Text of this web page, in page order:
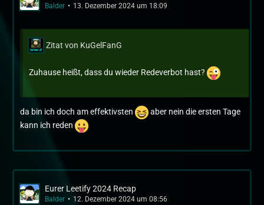
Balder 13. Dezember 2024 um 18:09
Zitat von KuGelFanG
Zuhause heißt, dass du wieder Redeverbot hast?
da bin ich doch am effektivsten
aber nein die ersten Tage
kann ich reden
Eurer Leetify 2024 Recap
Balder 12. Dezember 2024 um 08:56